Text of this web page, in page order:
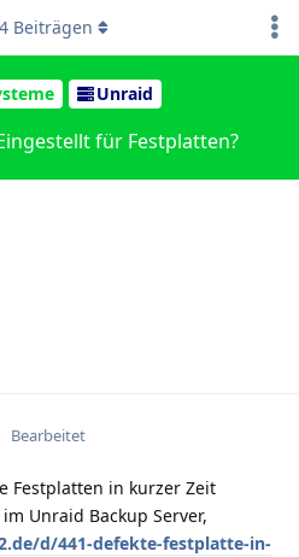
Unraid
für Festplatten?
4Beiträgen
Bearbeitet
Festplatten in kurzer Zeit
Unraid Backup Server,
d/441-defekte-festplatte-in-